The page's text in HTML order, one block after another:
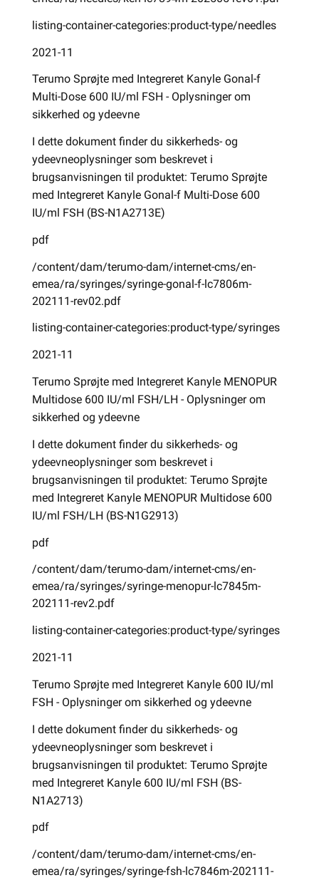
listing-container-categories:product-type/needles
2021-11
Terumo Sprøjte med Integreret Kanyle Gonal-f
Multi-Dose 600 IU/ml FSH - Oplysninger om
sikkerhed og ydeevne
I dette dokument finder du sikkerheds- og
ydeevneoplysninger som beskrevet i
brugsanvisningen til produktet: Terumo Sprøjte
med Integreret Kanyle Gonal-f Multi-Dose 600
IU/ml FSH (BS-N1A2713E)
pdf
/content/dam/terumo-dam/internet-cms/en-
emea/ra/syringes/syringe-gonal-f-lc7806m-
202111-rev02.pdf
listing-container-categories:product-type/syringes
2021-11
Terumo Sprøjte med Integreret Kanyle MENOPUR
Multidose 600 IU/ml FSH/LH - Oplysninger om
sikkerhed og ydeevne
I dette dokument finder du sikkerheds- og
ydeevneoplysninger som beskrevet i
brugsanvisningen til produktet: Terumo Sprøjte
med Integreret Kanyle MENOPUR Multidose 600
IU/ml FSH/LH (BS-N1G2913)
pdf
/content/dam/terumo-dam/internet-cms/en-
emea/ra/syringes/syringe-menopur-lc7845m-
202111-rev2.pdf
listing-container-categories:product-type/syringes
2021-11
Terumo Sprøjte med Integreret Kanyle 600 IU/ml
FSH - Oplysninger om sikkerhed og ydeevne
I dette dokument finder du sikkerheds- og
ydeevneoplysninger som beskrevet i
brugsanvisningen til produktet: Terumo Sprøjte
med Integreret Kanyle 600 IU/ml FSH (BS-
N1A2713)
pdf
/content/dam/terumo-dam/internet-cms/en-
emea/ra/syringes/syringe-fsh-lc7846m-202111-